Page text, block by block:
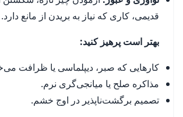
قدیمی، کاری که نیاز به بریدن از مانع دارد.
بهتر است پرهیز کنید:
کارهایی که صبر، دیپلماسی یا ظرافت
مذاکره صلح یا میانجی‌گری نرم.
تصمیم برگشت‌ناپذیر در اوج خشم.